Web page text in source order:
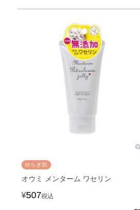
ゆらぎ肌
オウミ メンターム ワセリン
¥507税込